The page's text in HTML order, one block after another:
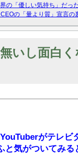
の「優しい気持ち」だっ
の「量より質」宣言
いし面白
がテレビ
気がついてみ